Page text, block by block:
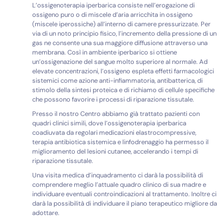
L’ossigenoterapia iperbarica consiste nell’erogazione di
ossigeno puro o di miscele d’aria arricchita in ossigeno
(miscele iperossiche) all’interno di camere pressurizzate. Per
via di un noto principio fisico, l’incremento della pressione di un
gas ne consente una sua maggiore diffusione attraverso una
membrana. Così in ambiente iperbarico si ottiene
un’ossigenazione del sangue molto superiore al normale. Ad
elevate concentrazioni, l’ossigeno espleta effetti farmacologici
sistemici come azione anti-infiammatoria, antibatterica, di
stimolo della sintesi proteica e di richiamo di cellule specifiche
che possono favorire i processi di riparazione tissutale.
Presso il nostro Centro abbiamo già trattato pazienti con
quadri clinici simili, dove l’ossigenoterapia iperbarica
coadiuvata da regolari medicazioni elastrocompressive,
terapia antibiotica sistemica e linfodrenaggio ha permesso il
miglioramento del lesioni cutanee, accelerando i tempi di
riparazione tissutale.
Una visita medica d’inquadramento ci darà la possibilità di
comprendere meglio l’attuale quadro clinico di sua madre e
individuare eventuali controindicazioni al trattamento. Inoltre ci
darà la possibilità di individuare il piano terapeutico migliore da
adottare.